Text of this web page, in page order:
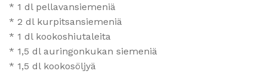
* 1 dl pellavansiemeniä
* 2 dl kurpitsansiemeniä
* 1 dl kookoshiutaleita
* 1,5 dl auringonkukan siemeniä
* 1,5 dl kookosöljyä